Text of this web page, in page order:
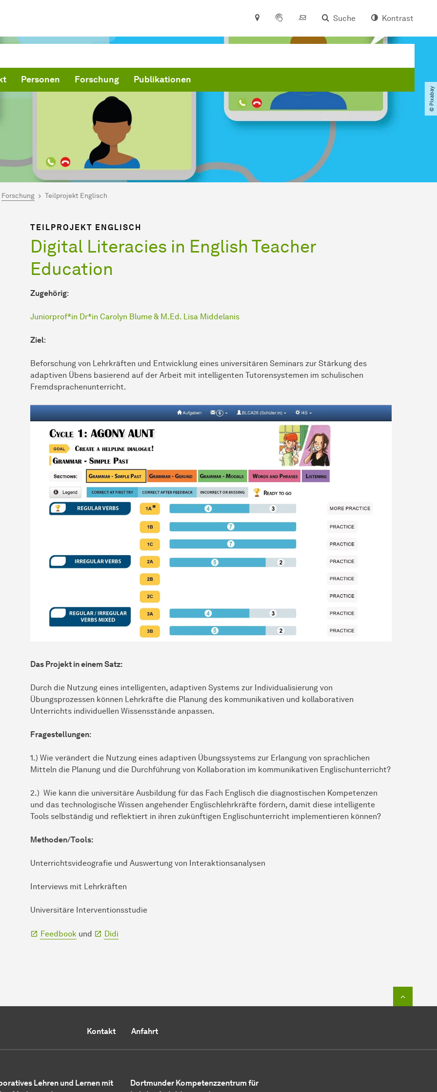
Suche Kontrast
Personen Forschung Publikationen
© Pixabay
hier:
Forschung Teilprojekt Englisch
TEILPROJEKT ENGLISCH
Digital Literacies in English Teacher
Education
Zugehörig:
Juniorprof*in Dr*in Carolyn Blume & M.Ed. Lisa Middelanis
Ziel:
Beforschung von Lehrkräften und Entwicklung eines universitären Seminars zur Stärkung des
adaptiven Übens basierend auf der Arbeit mit intelligenten Tutorensystemen im schulischen
Fremdsprachenunterricht.
Das Projekt in einem Satz:
Durch die Nutzung eines intelligenten, adaptiven Systems zur Individualisierung von
Übungsprozessen können Lehrkräfte die Planung des kommunikativen und kollaborativen
Unterrichts individuellen Wissensstände anpassen.
Fragestellungen:
1.) Wie verändert die Nutzung eines adaptiven Übungssystems zur Erlangung von sprachlichen
Mitteln die Planung und die Durchführung von Kollaboration im kommunikativen Englischunterricht?
2.) Wie kann die universitäre Ausbildung für das Fach Englisch die diagnostischen Kompetenzen
und das technologische Wissen angehender Englischlehrkräfte fördern, damit diese intelligente
Tools selbständig und reflektiert in ihren zukünftigen Englischunterricht implementieren können?
Methoden/Tools:
Unterrichtsvideografie und Auswertung von Interaktionsanalysen
Interviews mit Lehrkräften
Universitäre Interventionsstudie
Feedbook und Didi
Kontakt Anfahrt
Lehren und Lernen mit
Dortmunder Kompetenzzentrum für